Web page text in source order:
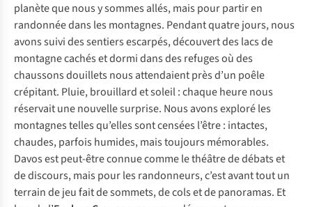
planète que nous y sommes allés, mais pour partir en
randonnée dans les montagnes. Pendant quatre jours, nous
avons suivi des sentiers escarpés, découvert des lacs de
montagne cachés et dormi dans des refuges où des
chaussons douillets nous attendaient près d’un poêle
crépitant. Pluie, brouillard et soleil : chaque heure nous
réservait une nouvelle surprise. Nous avons exploré les
montagnes telles qu’elles sont censées l’être : intactes,
chaudes, parfois humides, mais toujours mémorables.
Davos est peut-être connue comme le théâtre de débats et
de discours, mais pour les randonneurs, c’est avant tout un
terrain de jeu fait de sommets, de cols et de panoramas. Et